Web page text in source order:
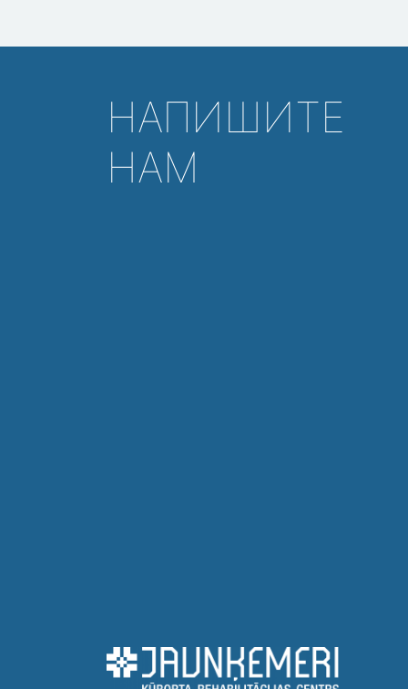
НАПИШИТЕ
НАМ